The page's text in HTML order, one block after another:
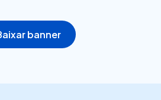
banner